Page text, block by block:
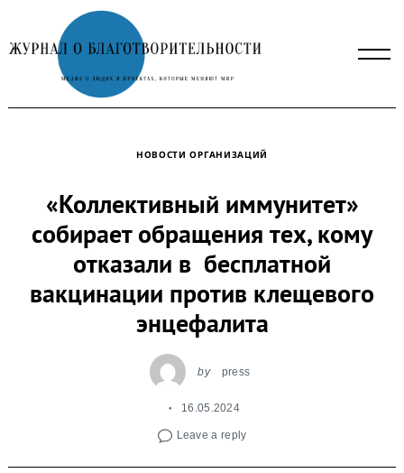
to
content
НОВОСТИ ОРГАНИЗАЦИЙ
«Коллективный иммунитет»
собирает обращения тех, кому
отказали в бесплатной
вакцинации против клещевого
энцефалита
by press
16.05.2024
Leave a reply